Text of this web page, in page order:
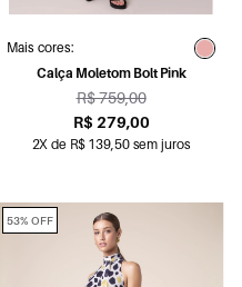
Mais cores:
Calça Moletom Bolt Pink
R$ 759,00
R$ 279,00
2X de R$ 139,50 sem juros
53% OFF